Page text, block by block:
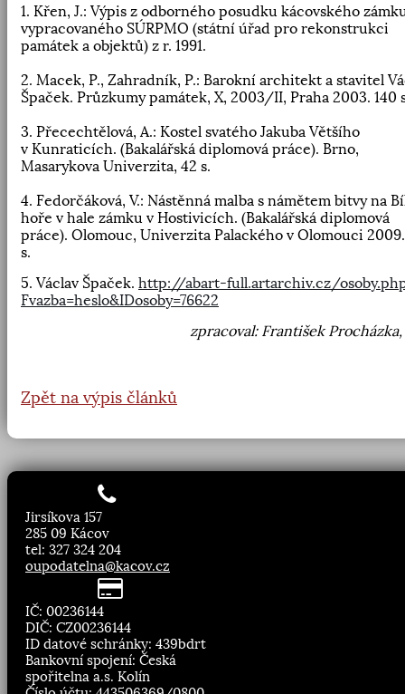
1. Křen, J.: Výpis z odborného posudku kácovského
vypracovaného SÚRPMO (státní úřad pro rekonstrukci
památek a objektů) z r. 1991.
2. Macek, P., Zahradník, P.: Barokní architekt a stavitel
Špaček. Průzkumy památek, X, 2003/II, Praha 2003. 140
3. Přecechtělová, A.: Kostel svatého Jakuba Většího
v Kunraticích. (Bakalářská diplomová práce). Brno,
Masarykova Univerzita, 42 s.
4. Fedorčáková, V.: Nástěnná malba s námětem bitvy na
hoře v hale zámku v Hostivicích. (Bakalářská diplomová
práce). Olomouc, Univerzita Palackého v Olomouci
s.
5. Václav Špaček. http://abart-full.artarchiv.cz/
Fvazba=heslo&IDosoby=76622
zpracoval: František Procházka,
Zpět na výpis článků
Jirsíkova 157
285 09 Kácov
tel: 327 324 204
oupodatelna@kacov.cz
IČ: 00236144
DIČ: CZ00236144
ID datové schránky: 439bdrt
Bankovní spojení: Česká
spořitelna a.s. Kolín